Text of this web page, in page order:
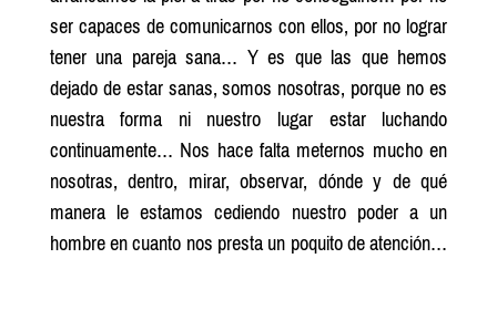
ser capaces de comunicarnos con ellos, por no lograr
tener una pareja sana… Y es que las que hemos
dejado de estar sanas, somos nosotras, porque no es
nuestra forma ni nuestro lugar estar luchando
continuamente… Nos hace falta meternos mucho en
nosotras, dentro, mirar, observar, dónde y de qué
manera le estamos cediendo nuestro poder a un
hombre en cuanto nos presta un poquito de atención…